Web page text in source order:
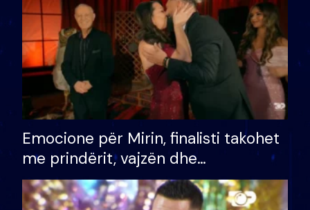
Emocione për Mirin, finalisti takohet
me prindërit, vajzën dhe
bashkëshorten: S’kemi ndonjë letër
divorci apo jo?